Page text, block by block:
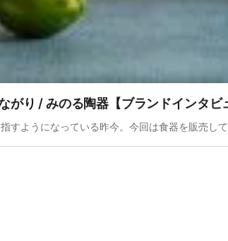
がり / みのる陶器【ブランドインタビ
すようになっている昨今。今回は食器を販売し